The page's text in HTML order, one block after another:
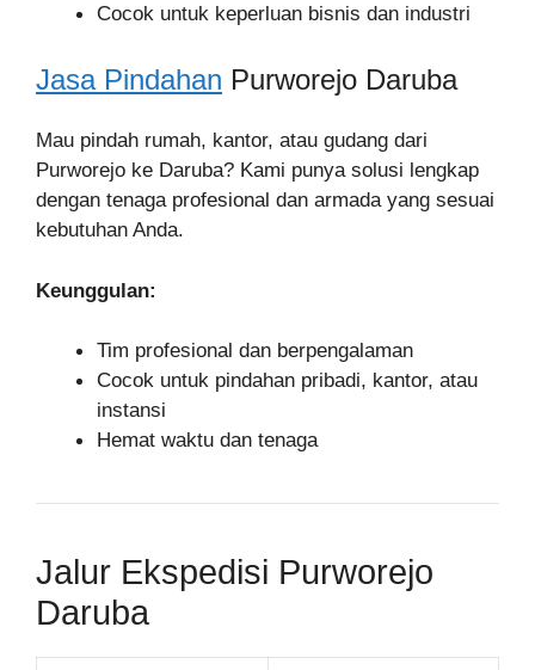
Cocok untuk keperluan bisnis dan industri
Jasa Pindahan Purworejo Daruba
Mau pindah rumah, kantor, atau gudang dari
Purworejo ke Daruba? Kami punya solusi lengkap
dengan tenaga profesional dan armada yang sesuai
kebutuhan Anda.
Keunggulan:
Tim profesional dan berpengalaman
Cocok untuk pindahan pribadi, kantor, atau
instansi
Hemat waktu dan tenaga
Jalur Ekspedisi Purworejo
Daruba